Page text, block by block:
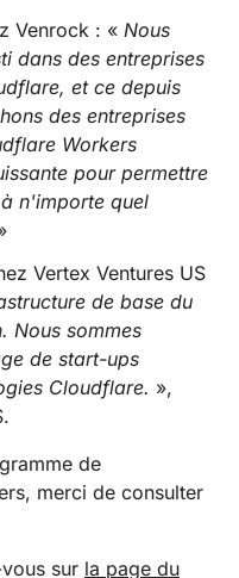
Venrock : « Nous
dans des entreprises
et ce depuis
des entreprises
Workers
pour permettre
n'importe quel
Vertex Ventures US
de base du
Nous sommes
de start-ups
Cloudflare. »,
de
merci de consulter
sur la page du